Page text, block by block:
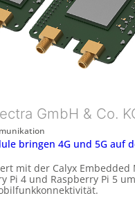
GmbH & Co.
bringen 4G und 5G auf
mit der Calyx Embedded
Pi 4 und Raspberry Pi 5 um